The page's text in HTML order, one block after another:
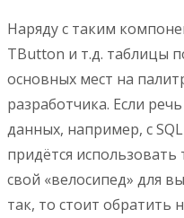
Наряду с таким
TButton и т.д. таблицы
основных мест на
разработчика. Если
данных, например, с
придётся
свой «велосипед» для
так, то стоит обратить